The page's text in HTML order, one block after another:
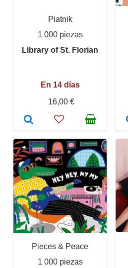
Piatnik
1 000 piezas
Library of St. Florian
En 14 días
16,00 €
Pieces & Peace
1 000 piezas